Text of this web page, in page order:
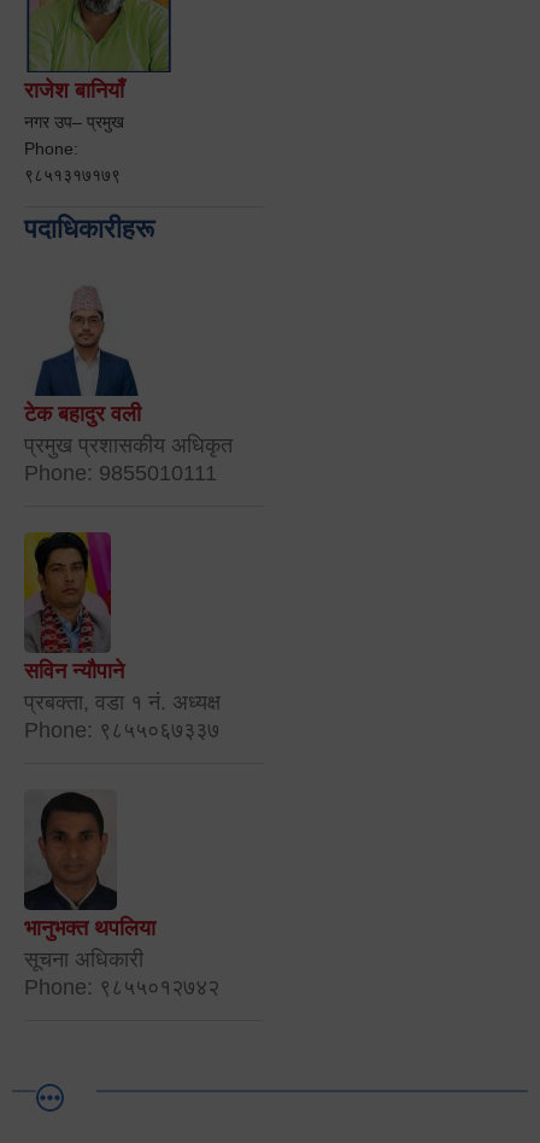
राजेश बानियाँ
नगर उप– प्रमुख
Phone:
९८५१३१७१७९
पदाधिकारीहरू
टेक बहादुर वली
प्रमुख प्रशासकीय अधिकृत
Phone: 9855010111
सविन न्यौपाने
प्रबक्ता, वडा १ नं. अध्यक्ष
Phone: ९८५५०६७३३७
भानुभक्त थपलिया
सूचना अधिकारी
Phone: ९८५५०१२७४२